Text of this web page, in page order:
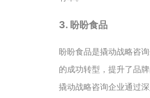
3. 盼盼食品
盼盼食品是撬动战略咨
的成功转型，提升了品
撬动战略咨询企业通过